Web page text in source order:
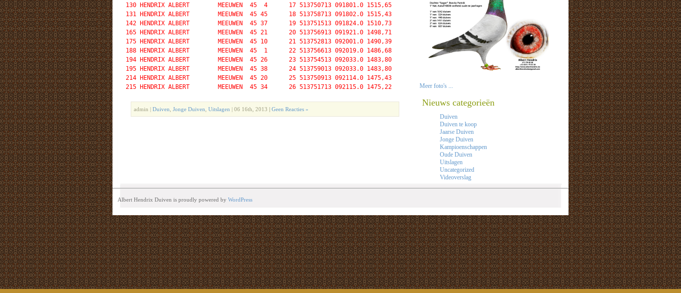
130 HENDRIX ALBERT        MEEUWEN  45  4      17 513750713 091801.0 1515,65
131 HENDRIX ALBERT        MEEUWEN  45 45      18 513758713 091802.0 1515,43
142 HENDRIX ALBERT        MEEUWEN  45 37      19 513751513 091824.0 1510,73
165 HENDRIX ALBERT        MEEUWEN  45 21      20 513756913 091921.0 1498,71
175 HENDRIX ALBERT        MEEUWEN  45 10      21 513752813 092001.0 1490,39
188 HENDRIX ALBERT        MEEUWEN  45  1      22 513756613 092019.0 1486,68
194 HENDRIX ALBERT        MEEUWEN  45 26      23 513754513 092033.0 1483,80
195 HENDRIX ALBERT        MEEUWEN  45 38      24 513759013 092033.0 1483,80
214 HENDRIX ALBERT        MEEUWEN  45 20      25 513750913 092114.0 1475,43
admin | Duiven Jonge Duiven Uitslagen | 06 16th, 2013 | Geen Reacties »
Meer foto's ...
Nieuws categorieën
Duiven
Duiven te koop
Jaarse Duiven
Jonge Duiven
Kampioenschappen
Oude Duiven
Uitslagen
Uncategorized
Videoverslag
Albert Hendrix Duiven is proudly powered by WordPress